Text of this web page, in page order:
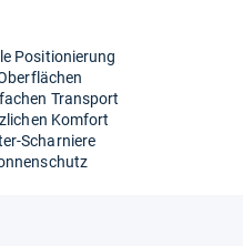
Posi­tio­nie­rung
Trans­port
Kom­fort
​Schar­niere